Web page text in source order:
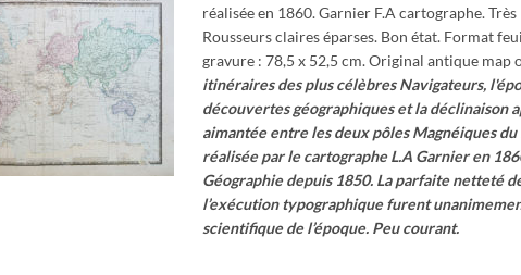
réalisée en 1860. Garnier F.A cartographe.
Rousseurs claires éparses. Bon état. Format
gravure : 78,5 x 52,5 cm. Original antique map
itinéraires des plus célèbres Navigateurs,
découvertes géographiques et la déclinaison
aimantée entre les deux pôles Magnéiques du
réalisée par le cartographe L.A Garnier en
Géographie depuis 1850. La parfaite netteté
l’exécution typographique furent
scientifique de l’époque. Peu courant.